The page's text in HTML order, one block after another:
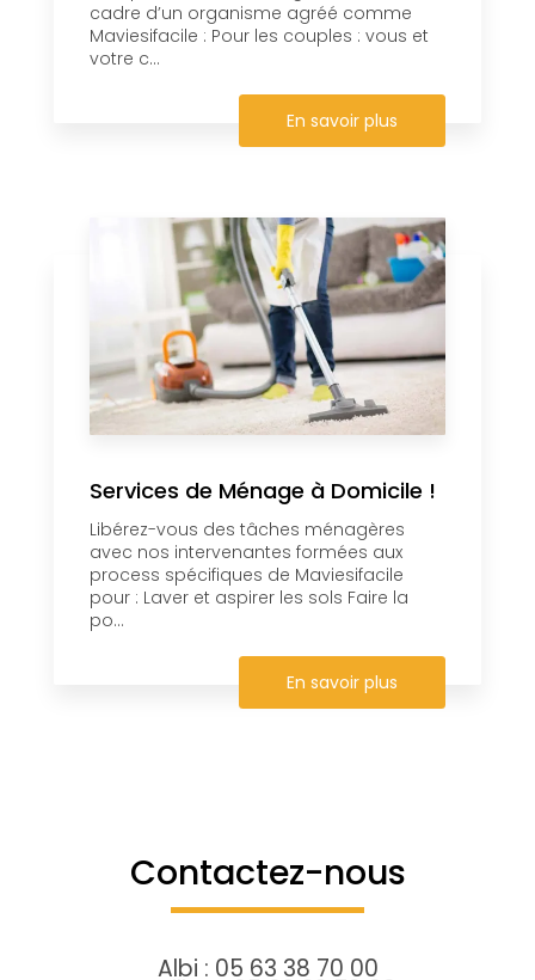
cadre d’un organisme agréé comme
Maviesifacile : Pour les couples : vous et
votre c...
En savoir plus
Services de Ménage à Domicile !
Libérez-vous des tâches ménagères
avec nos intervenantes formées aux
process spécifiques de Maviesifacile
pour : Laver et aspirer les sols Faire la
po...
En savoir plus
Contactez-nous
Albi : 05 63 38 70 00